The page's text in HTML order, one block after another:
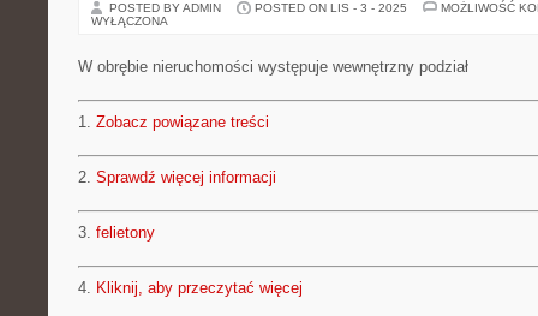
POSTED BY ADMIN POSTED ON LIS - 3 - 2025
MOŻLIWOŚĆ
WYŁĄCZONA
W obrębie nieruchomości występuje wewnętrzny podział
1. Zobacz powiązane treści
2. Sprawdź więcej informacji
3. felietony
4. Kliknij, aby przeczytać więcej